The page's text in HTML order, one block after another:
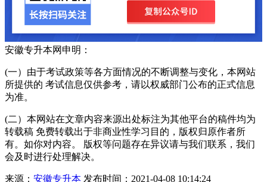
安徽专升本网申明：
(一）由于考试政策等各方面情况的不断调整与变化，本网站
所提供的 考试信息仅供参考，请以权威部门公布的正式信息
为准。
(二）本网站在文章内容来源出处标注为其他平台的稿件均为
转载稿 免费转载出于非商业性学习目的，版权归原作者所
有。如你对内容。 版权等问题存在异议请与我们联系，我们
会及时进行处理解决。
来源： 安徽专升本 发布时间：2021-04-08 10:14:24